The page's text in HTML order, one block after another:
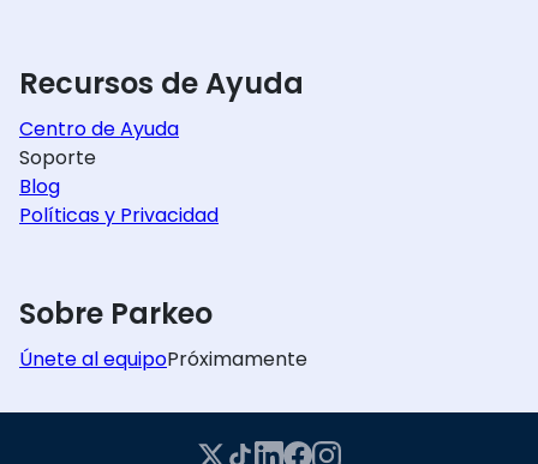
Recursos de Ayuda
Centro de Ayuda
Soporte
Blog
Políticas y Privacidad
Sobre Parkeo
Únete al equipoPróximamente